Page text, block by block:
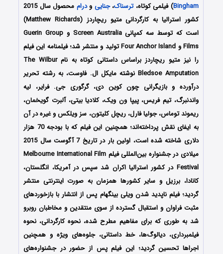
Bingham) فیلمی کوتاه،ترسناک،جنایی ودرام
محصول سال 2015
کشور استرالیا به کارگردانی متیو ریچاردز (Matthew Richards)
است که توسط سه کمپانی Screen Australia و Guerin Group
Films و Four Anchor Island تولید و منتشر شد؛ فیلمنامه این فیلم
را نیز متیو ریچاردز براساس داستانی کوتاه به نام The Wilbur
Bledsoe Amputation نوشته مایکل ال. فاوست، به رشته تحریر
درآورده و بازیگرانی چون کوین دی، گرگوری جی. فرایر، لیه
واندنبرگ، تیم فریس، پیپا ون ویک، کلادیا بیتی، آلبرت گویخمان،
ریموند توماس، جولیا فارل، ریچل کلیتون، سز ویلکس و غیره در آن
به ایفای نقش پرداخته‌اند؛ همچنین این فیلم که با بودجه 70 هزار
دلاری شاخته شده است، اولین بار در تاریخ 7 آگوست سال 2015
میلادی در جشنواره بین‌المللی فیلم Melbourne International Film
Festival در کشور استرالیا اکران شد سپس در آمریکا، انگلستان،
کانادا، برزیل و سایر کشورها همزمان به صورت اینترنتی منتشر
گردید؛ فیلم ناپدید شدن ویلی بینگهام پس از انتشار با بازخوردهای
مثبت فراوان و استقبال گسترده از سوی منتقدین و مخاطبان روبرو
شد به طوری که برای مفاهیم مطرح شده، نحوه کارگردانی، نحوه
فیلمبرداری، دیالوگ‌ها، خط داستانی، جلوه‌های ویژه و همچنین
اجراها تحسین گردید؛ این فیلم پس از حضور در جشنواره‌‌‌‌های